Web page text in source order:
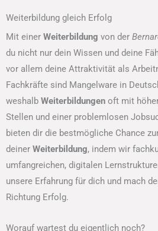
Weiterbildung gleich Erfolg
Mit einer Weiterbildung von der
du nicht nur dein Wissen und deine
vor allem deine Attraktivität als
Fachkräfte sind Mangelware in
weshalb Weiterbildungen oft mit
Stellen und einer problemlosen
bieten dir die bestmögliche Chance
deiner Weiterbildung, indem wir
umfangreichen, digitalen
unsere Erfahrung für dich und mach
Richtung Erfolg.
Worauf wartest du eigentlich noch?